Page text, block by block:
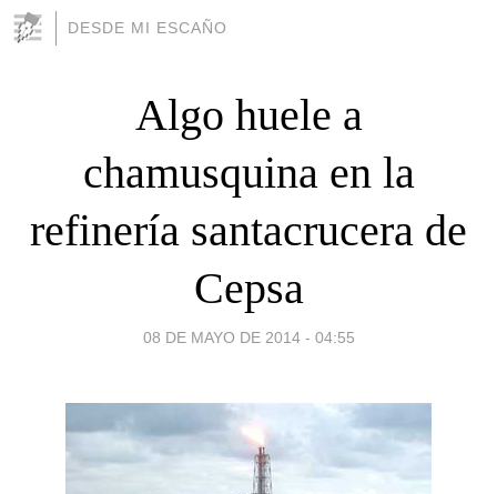
DESDE MI ESCAÑO
Algo huele a
chamusquina en la
refinería santacrucera de
Cepsa
08 DE MAYO DE 2014 - 04:55